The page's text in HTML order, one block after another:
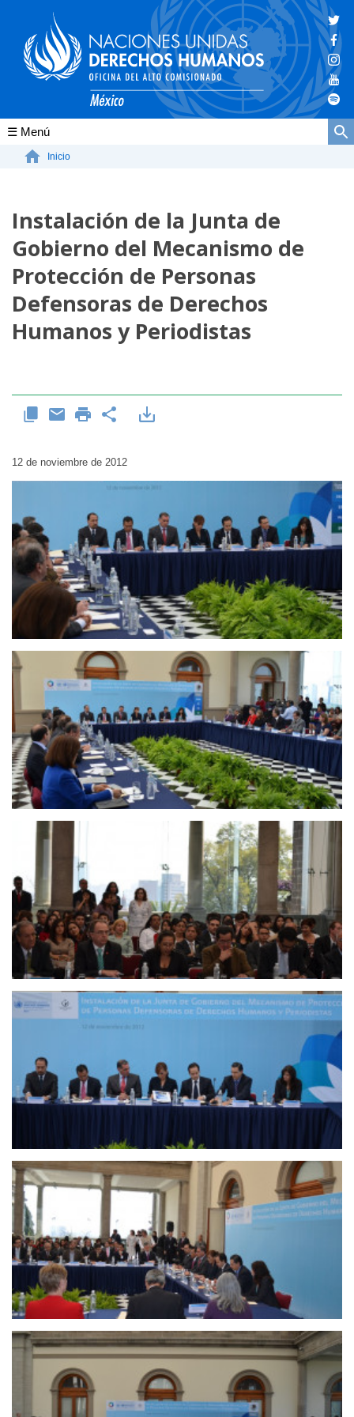
Conócenos
La ONU-DH en México
Vacantes ONU-DH México
ONU-DH en el tiempo
Inicio
Instalación de la Junta de
Gobierno del Mecanismo de
Protección de Personas
Defensoras de Derechos
Humanos y Periodistas
12 de noviembre de 2012